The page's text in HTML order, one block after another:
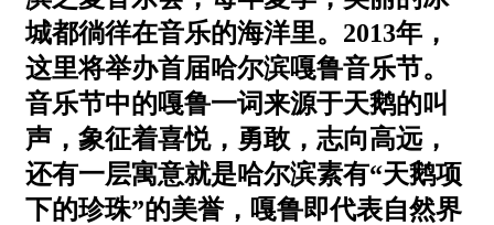
城都徜徉在音乐的海洋里。2013年，
这里将举办首届哈尔滨嘎鲁音乐节。
音乐节中的嘎鲁一词来源于天鹅的叫
声，象征着喜悦，勇敢，志向高远，
还有一层寓意就是哈尔滨素有“天鹅项
下的珍珠”的美誉，嘎鲁即代表自然界